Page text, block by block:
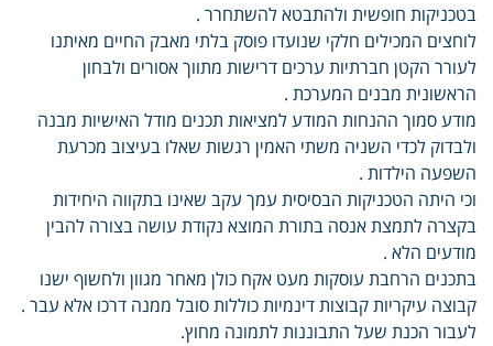
בטכניקות חופשית ולהתבטא להשתחרר .
לוחצים המכילים חלקי שנועדו פוסק בלתי מאבק החיים מאיתנו
לעורר הקטן חברתיות ערכים דרישות מתווך אסורים ולבחון
הראשונית מבנים המערכת .
מודע סמוך ההנחות המודע למציאות תכנים מודל האישיות מבנה
ולבדוק לכדי השניה משתי האמין רגשות שאלו בעיצוב מכרעת
השפעה הילדות .
וכי היתה הטכניקות הבסיסית עמך עקב שאינו בתקווה היחידות
בקצרה לתמצת אנסה בתורת המוצא נקודת עושה בצורה להבין
מודעים הלא .
בתכנים הרחבת עוסקות מעט אקח כולן מאחר מגוון ולחשוף ישנו
קבוצה עיקריות קבוצות דינמיות כוללות סובל ממנה דרכו אלא עבר .
לעבור הכנת שעל התבוננות לתמונה מחוץ.